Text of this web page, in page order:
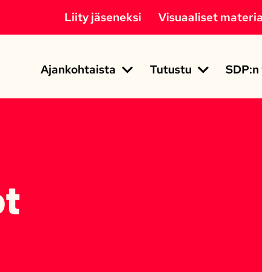
Ajankohtaista
Tutustu
Liity jäseneksi Visuaaliset